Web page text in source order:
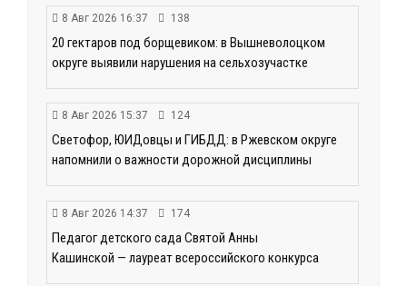
8 Авг 2026 16:37 138
20 гектаров под борщевиком: в Вышневолоцком
округе выявили нарушения на сельхозучастке
8 Авг 2026 15:37 124
Светофор, ЮИДовцы и ГИБДД: в Ржевском округе
напомнили о важности дорожной дисциплины
8 Авг 2026 14:37 174
Педагог детского сада Святой Анны
Кашинской — лауреат всероссийского конкурса